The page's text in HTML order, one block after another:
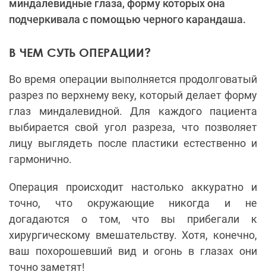
миндалевидные глаза, форму которых она
подчеркивала с помощью черного карандаша.
В ЧЕМ СУТЬ ОПЕРАЦИИ?
Во время операции выполняется продолговатый
разрез по верхнему веку, который делает форму
глаз миндалевидной. Для каждого пациента
выбирается свой угол разреза, что позволяет
лицу выглядеть после пластики естественно и
гармонично.
Операция происходит настолько аккуратно и
точно, что окружающие никогда и не
догадаются о том, что вы прибегали к
хирургическому вмешательству. Хотя, конечно,
ваш похорошевший вид и огонь в глазах они
точно заметят!